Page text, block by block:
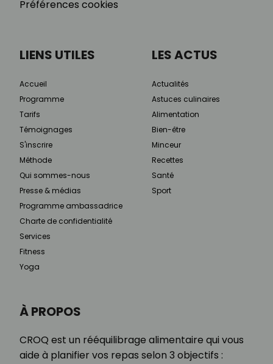
Préférences cookies
À PROPOS
CROQ est un rééquilibrage alimentaire qui vous
aide à planifier vos repas selon 3 objectifs :
LIENS UTILES
Accueil
Programme
Tarifs
Témoignages
S'inscrire
Méthode
Qui sommes-nous
Presse & médias
Programme ambassadrice
Charte de confidentialité
Services
Fitness
Yoga
LES ACTUS
Actualités
Astuces culinaires
Alimentation
Bien-être
Minceur
Recettes
Santé
Sport